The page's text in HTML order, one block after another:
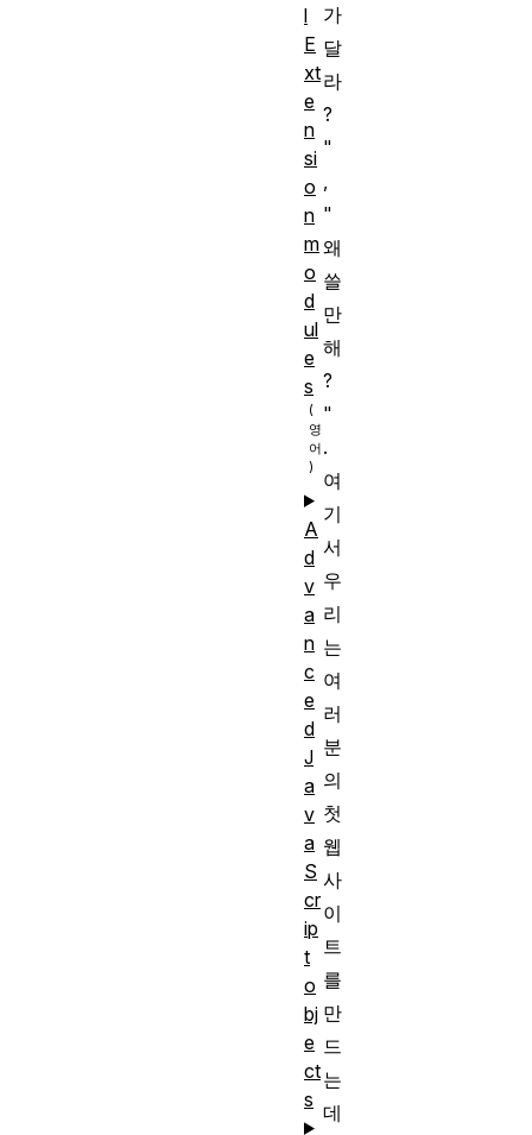
가
달
라
?
"
,
"
왜
쓸
만
해
?
"
.
여
기
서
우
리
는
여
러
분
의
첫
웹
사
이
트
를
만
드
는
데
l
E
xt
e
n
si
o
n
m
o
d
ul
e
s
A
d
v
a
n
c
e
d
J
a
v
a
S
cr
ip
t
o
bj
e
ct
s